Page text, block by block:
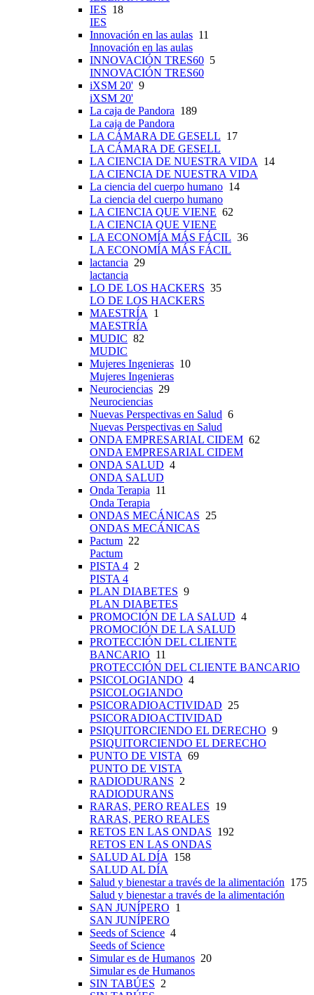
IES 18
IES
Innovación en las aulas 11
Innovación en las aulas
INNOVACIÓN TRES60 5
INNOVACIÓN TRES60
iXSM 20' 9
iXSM 20'
La caja de Pandora 189
La caja de Pandora
LA CÁMARA DE GESELL 17
LA CÁMARA DE GESELL
LA CIENCIA DE NUESTRA VIDA
14
LA CIENCIA DE NUESTRA VIDA
La ciencia del cuerpo humano 14
La ciencia del cuerpo humano
LA CIENCIA QUE VIENE 62
LA CIENCIA QUE VIENE
LA ECONOMÍA MÁS FÁCIL 36
LA ECONOMÍA MÁS FÁCIL
lactancia 29
lactancia
LO DE LOS HACKERS 35
LO DE LOS HACKERS
MAESTRÍA
1
MAESTRÍA
MUDIC 82
MUDIC
Mujeres Ingenieras 10
Mujeres Ingenieras
Neurociencias 29
Neurociencias
Nuevas Perspectivas en Salud 6
Nuevas Perspectivas en Salud
ONDA EMPRESARIAL CIDEM 62
ONDA EMPRESARIAL CIDEM
ONDA SALUD 4
ONDA SALUD
Onda Terapia 11
Onda Terapia
ONDAS MECÁNICAS 25
ONDAS MECÁNICAS
Pactum 22
Pactum
PISTA 4 2
PISTA 4
PLAN DIABETES 9
PLAN DIABETES
PROMOCIÓN DE LA SALUD 4
PROMOCIÓN DE LA SALUD
PROTECCIÓN DEL CLIENTE
BANCARIO 11
PROTECCIÓN DEL CLIENTE BANCARIO
PSICOLOGIANDO 4
PSICOLOGIANDO
PSICORADIOACTIVIDAD 25
PSICORADIOACTIVIDAD
PSIQUITORCIENDO EL DERECHO 9
PSIQUITORCIENDO EL DERECHO
PUNTO DE VISTA 69
PUNTO DE VISTA
RADIODURANS 2
RADIODURANS
RARAS, PERO REALES 19
RARAS, PERO REALES
RETOS EN LAS ONDAS 192
RETOS EN LAS ONDAS
SALUD AL DÍA
158
SALUD AL DÍA
Salud y bienestar a través de la alimentación 175
Salud y bienestar a través de la alimentación
SAN JUNÍPERO 1
SAN JUNÍPERO
Seeds of Science 4
Seeds of Science
Simular es de Humanos 20
Simular es de Humanos
SIN TABÚES 2